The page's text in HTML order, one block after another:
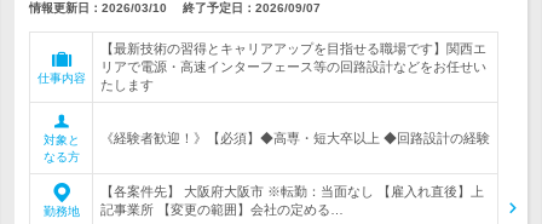
情報更新日：2026/03/10 終了予定日： 2026/09/07
仕事内容
【最新技術の習得とキャリアアップを目指せる職場です】関西エ
リアで電源・高速インターフェース等の回路設計などをお任せい
たします
対象と
なる方
《経験者歓迎！》【必須】◆高専・短大卒以上 ◆回路設計の経験
勤務地
【各案件先】 大阪府大阪市 ※転勤：当面なし 【雇入れ直後】上
記事業所 【変更の範囲】会社の定める…